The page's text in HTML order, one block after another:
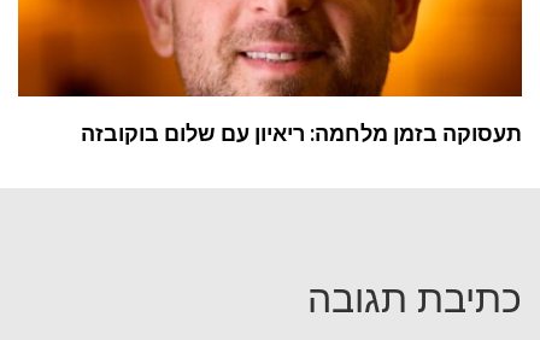
תעסוקה בזמן מלחמה: ריאיון עם שלום בוקובזה
כתיבת תגובה